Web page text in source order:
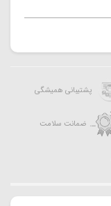
پشتیبانی همیشگی
ضمانت سلامت